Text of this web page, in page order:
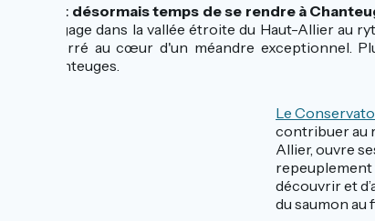
Il est désormais temps de se rendre à
s’engage dans la vallée étroite du Haut-Allier au
enserré au cœur d'un méandre exceptionnel.
Chanteuges.
Le
contribuer au
Allier, ouvre
repeuplement
découvrir et
du saumon au